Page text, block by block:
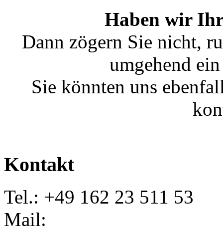
Haben wir Ihr
Dann zögern Sie nicht,
umgehend
Sie könnten uns
Kontakt
Tel.: +49 162 23 511 53
Mail: